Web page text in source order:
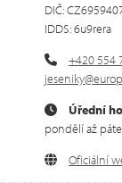
DIČ:
IDDS: 6u9rera
+420 554
Úřední
pondělí až
Oficiální